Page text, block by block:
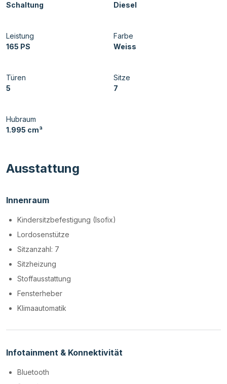
Schaltung
Diesel
Leistung
165 PS
Farbe
Weiss
Türen
5
Sitze
7
Hubraum
1.995 cm³
Ausstattung
Innenraum
Kindersitzbefestigung (Isofix)
Lordosenstütze
Sitzanzahl: 7
Sitzheizung
Stoffausstattung
Fensterheber
Klimaautomatik
Infotainment & Konnektivität
Bluetooth